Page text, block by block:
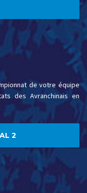
de votre équipe
des Avranchinais en
2